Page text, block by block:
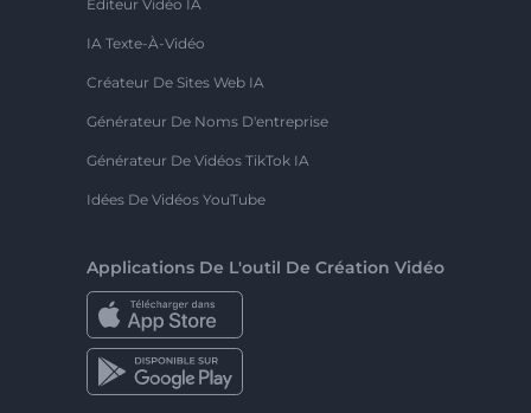
Éditeur Vidéo IA
IA Texte-À-Vidéo
Créateur De Sites Web IA
Générateur De Noms D'entreprise
Générateur De Vidéos TikTok IA
Idées De Vidéos YouTube
Applications De L'outil De Création Vidéo